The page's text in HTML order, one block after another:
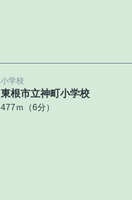
小学校
東根市立神町小学校
477ｍ（6分）